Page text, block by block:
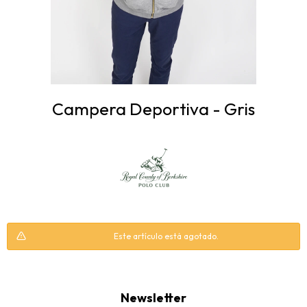
Campera Deportiva - Gris
Este artículo está agotado.
Newsletter